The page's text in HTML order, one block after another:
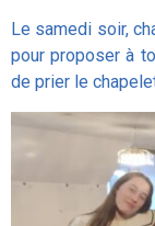
Le samedi soir,
pour proposer à
de prier le